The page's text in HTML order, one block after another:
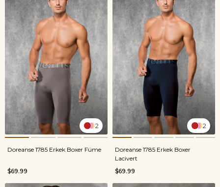
2
Doreanse 1785 Erkek Boxer Füme
$69.99
2
Doreanse 1785 Erkek Boxer
Lacivert
$69.99